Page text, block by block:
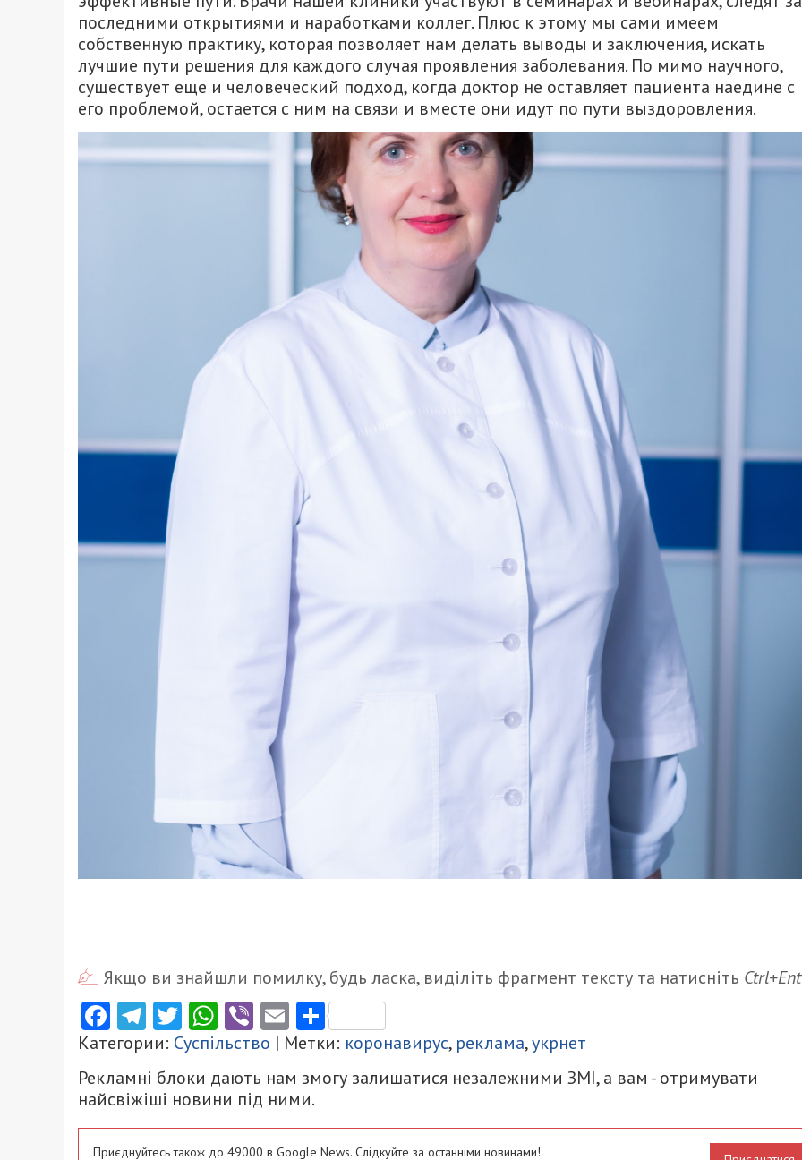
последними открытиями и наработками коллег. Плюс к этому мы сами имеем
собственную практику, которая позволяет нам делать выводы и заключения, искать
лучшие пути решения для каждого случая проявления заболевания. По мимо научного,
существует еще и человеческий подход, когда доктор не оставляет пациента наедине с
его проблемой, остается с ним на связи и вместе они идут по пути выздоровления.
Якщо ви знайшли помилку, будь ласка, виділіть фрагмент тексту та натисніть
Facebook
Telegram
Twitter
WhatsApp
ViberEmailПоділитися
Категории: Суспільство | Метки: коронавирус, реклама,укрнет
Рекламні блоки дають нам змогу залишатися незалежними ЗМІ, а вам - отримувати
найсвіжіші новини під ними.
Приєднуйтесь також до 49000 в Google News. Слідкуйте за останніми новинами!